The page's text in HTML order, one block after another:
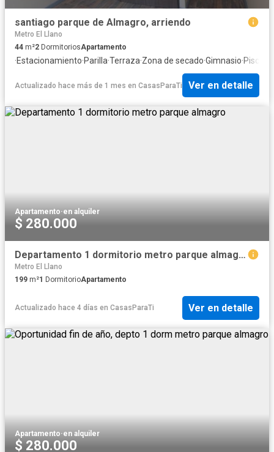
santiago parque de Almagro, arriendo
Metro El Llano
44 m²2 DormitoriosApartamento
·Estacionamiento·Parilla·Terraza·Zona de secado·Gimnasio·Piscina
Actualizado hace más de 1 mes en CasasParaTi Ver en detalle
Apartamento·en alquiler
$ 280.000
Departamento 1 dormitorio metro parque almagro
Metro El Llano
199 m²1 DormitorioApartamento
Actualizado hace 4 días en CasasParaTi Ver en detalle
Apartamento·en alquiler
$ 280.000